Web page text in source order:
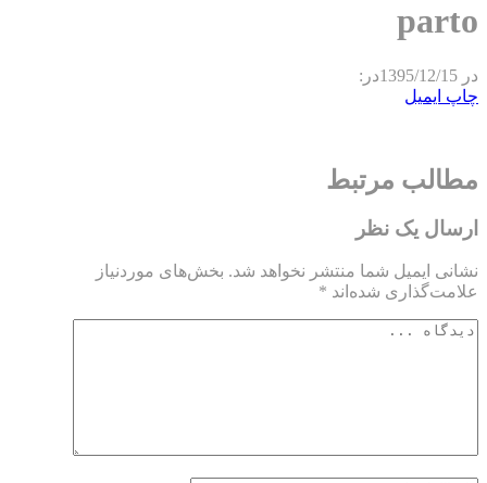
parto
در 1395/12/15در:
چاپ ایمیل
مطالب مرتبط
ارسال یک نظر
نشانی ایمیل شما منتشر نخواهد شد. بخش‌های موردنیاز
علامت‌گذاری شده‌اند *